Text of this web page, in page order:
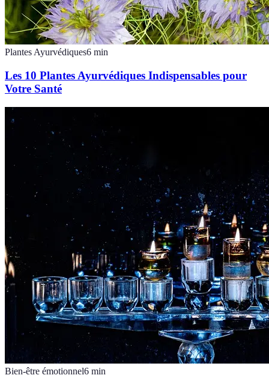
Plantes Ayurvédiques6 min
Les 10 Plantes Ayurvédiques Indispensables pour
Votre Santé
Bien-être émotionnel6 min